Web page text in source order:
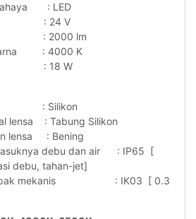
: LED
: 24 V
: 2000 lm
: 4000 K
: 18 W
: Silikon
lensa : Tabung Silikon
lensa : Bening
debu dan air : IP65 [
debu, tahan-jet]
mekanis : IK03 [ 0.3